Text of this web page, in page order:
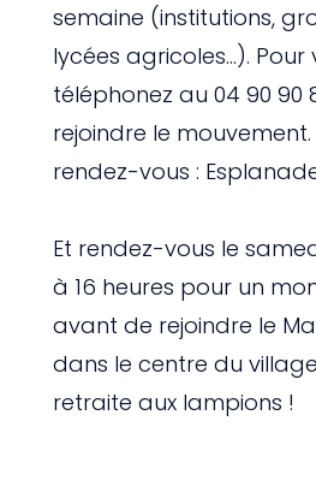
semaine (institutions,
lycées agricoles…). Pour
téléphonez au 04 90 90
rejoindre le
rendez-vous :
Et rendez-vous le
à 16 heures pour un
avant de rejoindre le
dans le centre du
retraite aux lampions !